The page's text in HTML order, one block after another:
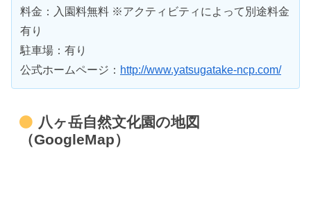
料金：入園料無料 ※アクティビティによって別途料金
有り
駐車場：有り
公式ホームページ： http://www.yatsugatake-ncp.com/
八ヶ岳自然文化園の地図
（GoogleMap）